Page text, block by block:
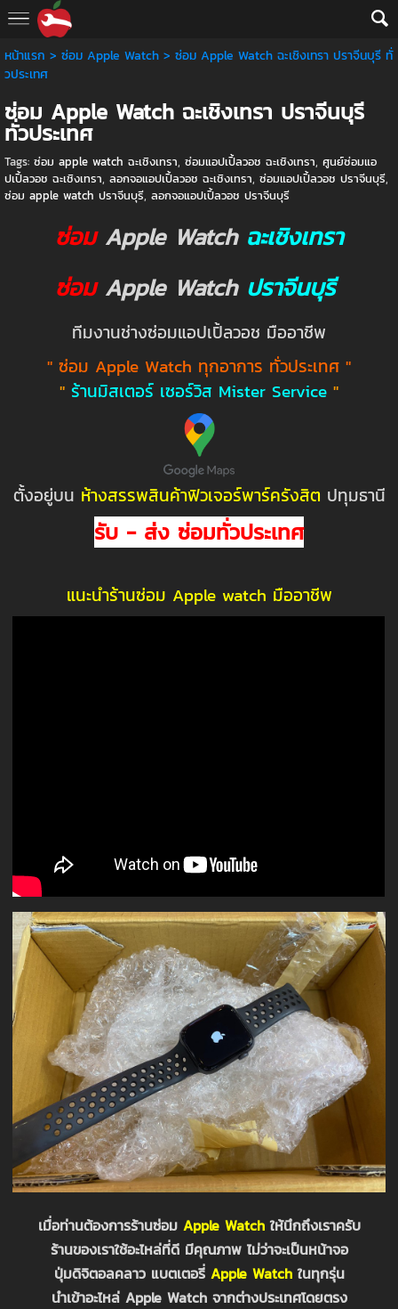
หน้าแรก > ซ่อม Apple Watch> ซ่อม Apple Watch ฉะเชิงเทรา ปราจีนบุรี ทั่
วประเทศ
ซ่อม Apple Watch ฉะเชิงเทรา ปราจีนบุรี
ทั่วประเทศ
Tags: ซ่อม apple watch ฉะเชิงเทรา, ซ่อมแอปเปิ้ลวอช ฉะเชิงเทรา, ศูนย์ซ่อมแอ
ปเปิ้ลวอช ฉะเชิงเทรา, ลอกจอแอปเปิ้ลวอช ฉะเชิงเทรา, ซ่อมแอปเปิ้ลวอช ปราจีนบุรี,
ซ่อม apple watch ปราจีนบุรี, ลอกจอแอปเปิ้ลวอช ปราจีนบุรี
ซ่อม Apple Watchฉะเชิงเทรา
ซ่อมApple Watch ปราจีนบุรี
ทีมงานช่างซ่อมแอปเปิ้ลวอช มืออาชีพ
" ซ่อม Apple Watch ทุกอาการ ทั่วประเทศ "
" ร้านมิสเตอร์ เซอร์วิส Mister Service "
ตั้งอยู่บน ห้างสรรพสินค้าฟิวเจอร์พาร์ครังสิต ปทุมธานี
รับ - ส่ง ซ่อมทั่วประเทศ
แนะนำร้านซ่อม Apple watch มืออาชีพ
เมื่อท่านต้องการร้านซ่อม Apple Watchให้นึกถึงเราครับ
ร้านของเราใช้อะไหล่ที่ดี มีคุณภาพ ไม่ว่าจะเป็นหน้าจอ
ปุ่มดิจิตอลคลาว แบตเตอรี่ Apple Watchในทุกรุ่น
นำเข้าอะไหล่ Apple Watch จากต่างประเทศโดยตรง